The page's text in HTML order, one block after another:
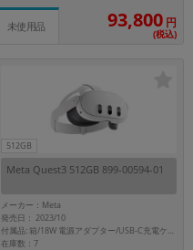
未使用品 93,800 円
(税込)
512GB
Meta Quest3 512GB 899-00594-01
メーカー：Meta
発売日： 2023/10
付属品: 箱/18W 電源アダプター/USB-C充電ケーブル/Meta Quest Touch Plusコントローラーx2/手首ストラップx2/接顔部/マニュアル
在庫数：7